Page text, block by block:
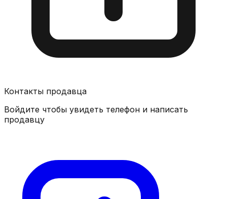
Контакты продавца
Войдите чтобы увидеть телефон и написать
продавцу